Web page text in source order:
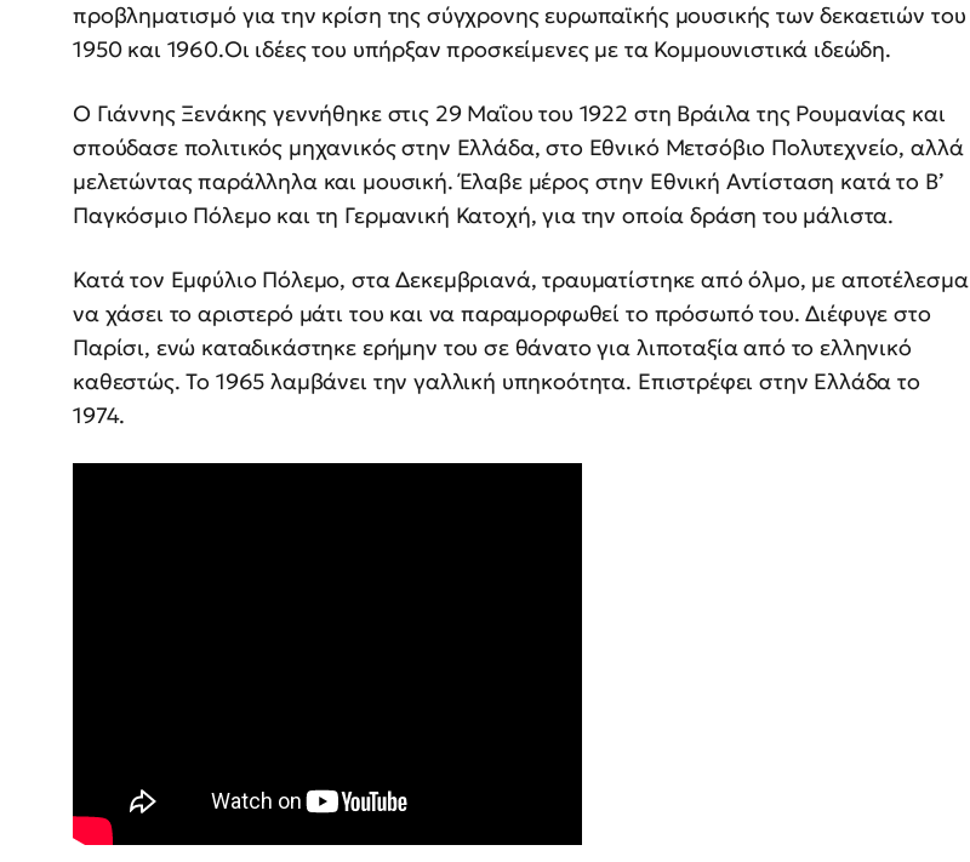
προβληματισμό για την κρίση της σύγχρονης ευρωπαϊκής μουσικής των δεκαετιών του
1950 και 1960.Οι ιδέες του υπήρξαν προσκείμενες με τα Κομμουνιστικά ιδεώδη.
Ο Γιάννης Ξενάκης γεννήθηκε στις 29 Μαΐου του 1922 στη Βράιλα της Ρουμανίας και
σπούδασε πολιτικός μηχανικός στην Ελλάδα, στο Εθνικό Μετσόβιο Πολυτεχνείο, αλλά
μελετώντας παράλληλα και μουσική. Έλαβε μέρος στην Εθνική Αντίσταση κατά το Β’
Παγκόσμιο Πόλεμο και τη Γερμανική Κατοχή, για την οποία δράση του μάλιστα.
Κατά τον Εμφύλιο Πόλεμο, στα Δεκεμβριανά, τραυματίστηκε από όλμο, με αποτέλεσμα
να χάσει το αριστερό μάτι του και να παραμορφωθεί το πρόσωπό του. Διέφυγε στο
Παρίσι, ενώ καταδικάστηκε ερήμην του σε θάνατο για λιποταξία από το ελληνικό
καθεστώς. Το 1965 λαμβάνει την γαλλική υπηκοότητα. Επιστρέφει στην Ελλάδα τo
1974.